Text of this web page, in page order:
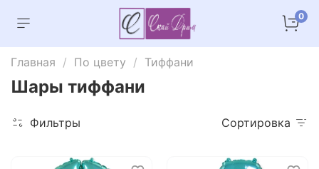
0
Главная По цвету Тиффани
Шары тиффани
Фильтры Сортировка